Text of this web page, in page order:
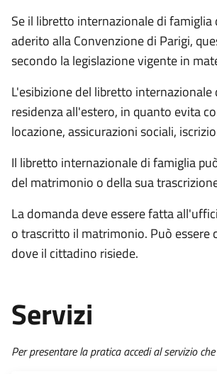
Se il libretto internazionale di
aderito alla Convenzione di Parigi,
secondo la legislazione vigente in
L'esibizione del libretto
residenza all'estero, in quanto evita
locazione, assicurazioni sociali,
Il libretto internazionale di famiglia
del matrimonio o della sua
La domanda deve essere fatta
o trascritto il matrimonio. Può essere
dove il cittadino risiede.
Servizi
Per presentare la pratica accedi al servizio